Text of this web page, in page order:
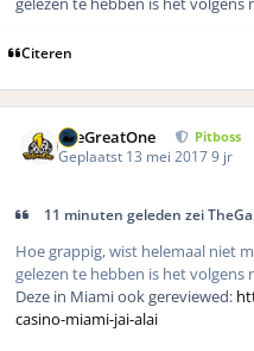
Citeren
TheGreatOne Pitboss
Geplaatst 13 mei 20179 jr
11 minuten geleden zei
Hoe grappig, wist helemaal niet
gelezen te hebben is het volgens
Deze in Miami ook gereviewed:
casino-miami-jai-alai